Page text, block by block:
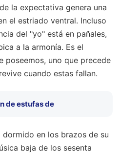
la expectativa genera una
el estriado ventral. Incluso
del "yo" está en pañales,
a la armonía. Es el
poseemos, uno que precede
cuando estas fallan.
de estufas de
dormido en los brazos de su
baja de los sesenta